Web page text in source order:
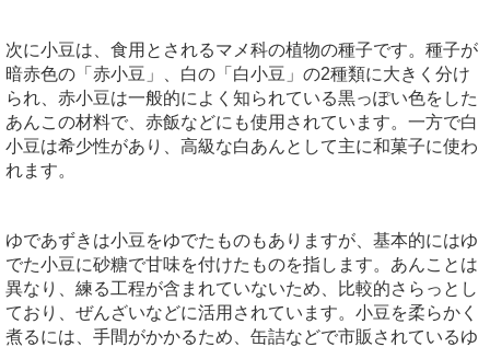
次に小豆は、食用とされるマメ科の植物の種子です。種子が
暗赤色の「赤小豆」、白の「白小豆」の2種類に大きく分け
られ、赤小豆は一般的によく知られている黒っぽい色をした
あんこの材料で、赤飯などにも使用されています。一方で白
小豆は希少性があり、高級な白あんとして主に和菓子に使わ
れます。
ゆであずきは小豆をゆでたものもありますが、基本的にはゆ
でた小豆に砂糖で甘味を付けたものを指します。あんことは
異なり、練る工程が含まれていないため、比較的さらっとし
ており、ぜんざいなどに活用されています。小豆を柔らかく
煮るには、手間がかかるため、缶詰などで市販されているゆ